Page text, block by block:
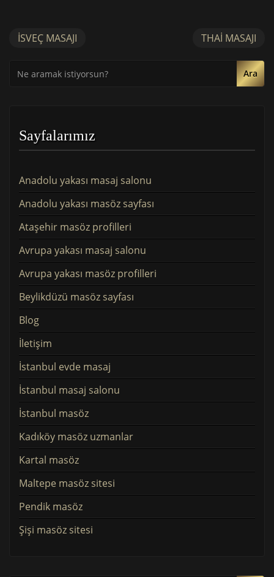
İSVEÇ MASAJI THAI MASAJI
Ara
Sayfalarımız
Anadolu yakası masaj salonu
Anadolu yakası masöz sayfası
Ataşehir masöz profilleri
Avrupa yakası masaj salonu
Avrupa yakası masöz profilleri
Beylikdüzü masöz sayfası
Blog
İletişim
İstanbul evde masaj
İstanbul masaj salonu
İstanbul masöz
Kadıköy masöz uzmanlar
Kartal masöz
Maltepe masöz sitesi
Pendik masöz
Şişi masöz sitesi